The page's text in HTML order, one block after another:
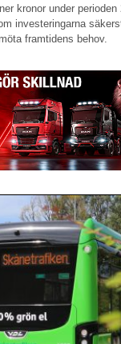
kronor under
investeringarna
framtidens behov.